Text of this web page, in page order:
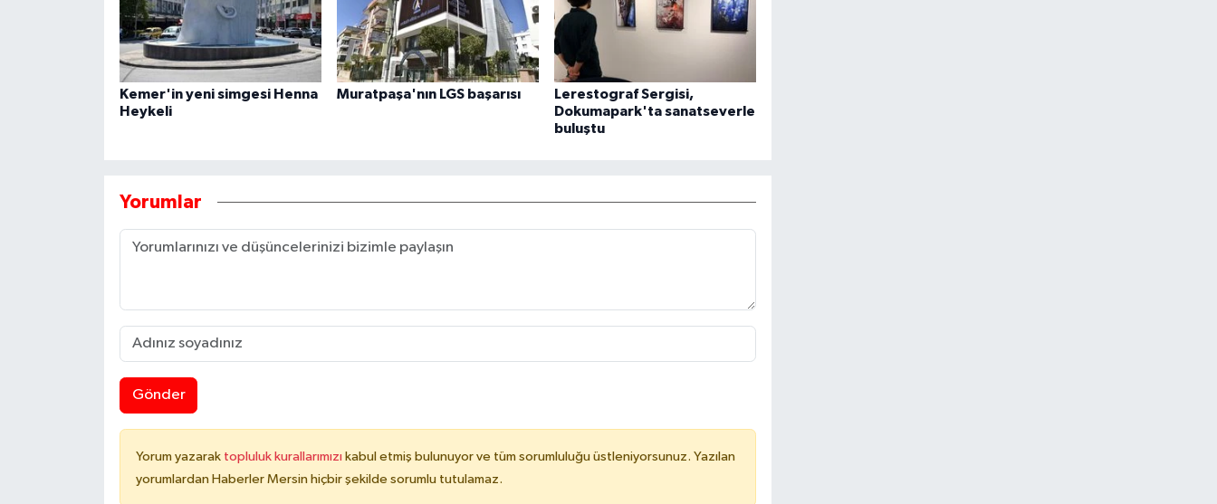
Kemer'in yeni simgesi Henna
Heykeli
Muratpaşa'nın LGS başarısı
Lerestograf Sergisi,
Dokumapark'ta sanatseverle
buluştu
Yorumlar
Gönder
Yorum yazarak topluluk kurallarımızı kabul etmiş bulunuyor ve tüm sorumluluğu üstleniyorsunuz. Yazılan
yorumlardan Haberler Mersin hiçbir şekilde sorumlu tutulamaz.